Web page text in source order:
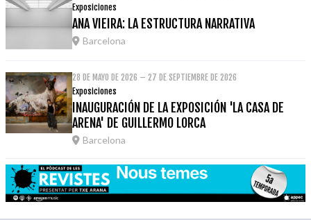
Exposiciones
ANA VIEIRA: LA ESTRUCTURA NARRATIVA
Barcelona
28 DE MAYO DE 2026 – 27 DE SEPTIEMBRE DE 2026
Exposiciones
INAUGURACIÓN DE LA EXPOSICIÓN 'LA CASA DE
ARENA' DE GUILLERMO LORCA
Barcelona